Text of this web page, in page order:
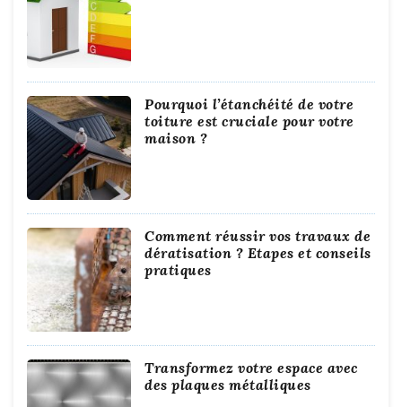
Pourquoi l’étanchéité de votre
toiture est cruciale pour votre
maison ?
Comment réussir vos travaux de
dératisation ? Etapes et conseils
pratiques
Transformez votre espace avec
des plaques métalliques